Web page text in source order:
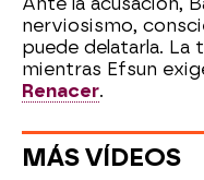
nerviosismo,
puede delatarla. La
mientras Efsun
Renacer.
MÁS VÍDEOS